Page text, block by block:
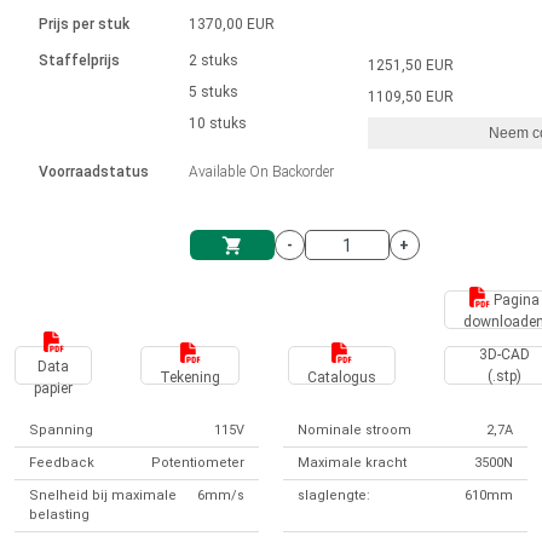
Eenheidssysteem
Solenoïden
driver
Ø 28-42| 1-1400 rpm | <= 290Ncm
Borstelloze DC-motordrivers
Borstel DC-motordrivers DPWM-
Stappenmotor drivers
Synchroon-asynchroon | voor 1-4 aandrijvingen
Besturingskasten
Synchroon-asynchroon | voor 1-4 aandrijvingen
Français (EUR)
Norsk (NOK)
Suomi (EUR)
Svenska (SEK)
Prijs per stuk
Staffelprijs
Voorraadstatus
1370,00 EUR
2 stuks
5 stuks
10 stuks
Available On Backorder
1251,50 EUR
1109,50 EUR
Neem
- +
Pagina
Data
papier
Tekening Catalogus
3D-CAD
(.stp)
Spanning 115V Nominale stroom 2,7A
Feedback Potentiometer Maximale kracht 3500N
Snelheid bij maximale
belasting
6mm/s slaglengte: 610mm